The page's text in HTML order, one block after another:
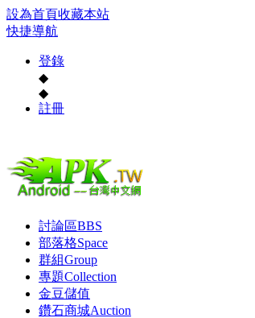
設為首頁收藏本站
快捷導航
登錄
◆
◆
註冊
討論區BBS
部落格Space
群組Group
專題Collection
金豆儲值
鑽石商城Auction